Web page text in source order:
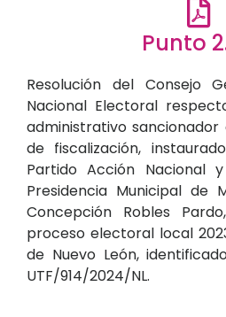
Punto
Resolución del Consejo
Nacional Electoral
administrativo
de fiscalización,
Partido Acción Nacional
Presidencia Municipal de
Concepción Robles
proceso electoral local
de Nuevo León,
UTF/914/2024/NL.